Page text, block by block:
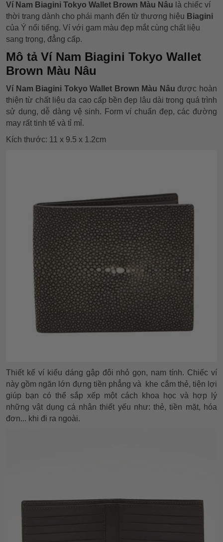
Ví Nam Biagini Tokyo Wallet Brown Màu Nâu là chiếc ví
thời trang dành cho phái mạnh đến từ thương hiệu Biagini
của Ý nổi tiếng. Ví với gam màu đẹp mắt cùng chất liệu
sang trọng, đẳng cấp.
Mô tả Ví Nam Biagini Tokyo Wallet
Brown Màu Nâu
Ví Nam Biagini Tokyo Wallet Brown Màu Nâuđược hoàn
thiện từ chất liệu da cao cấp bền đẹp lâu dài trong quá trình
sử dụng, dễ dàng vệ sinh. Form ví chuẩn đẹp, các đường
may rất tinh tế và tỉ mỉ.
Kích thước: 11 x 9.5 x 1.2cm
Thiết kế ví kiểu dáng gập đôi nhỏ gọn, nam tính. Chiếc ví
này gồm ngăn lớn đựng tiền phẳng và khe cắm thẻ, tiện lợi
giúp bạn có thể sắp xếp một cách khoa học và hợp lý
những vật dụng cá nhân thiết yếu như: thẻ, tiền mặt, hóa
đơn... khi đi ra ngoài.